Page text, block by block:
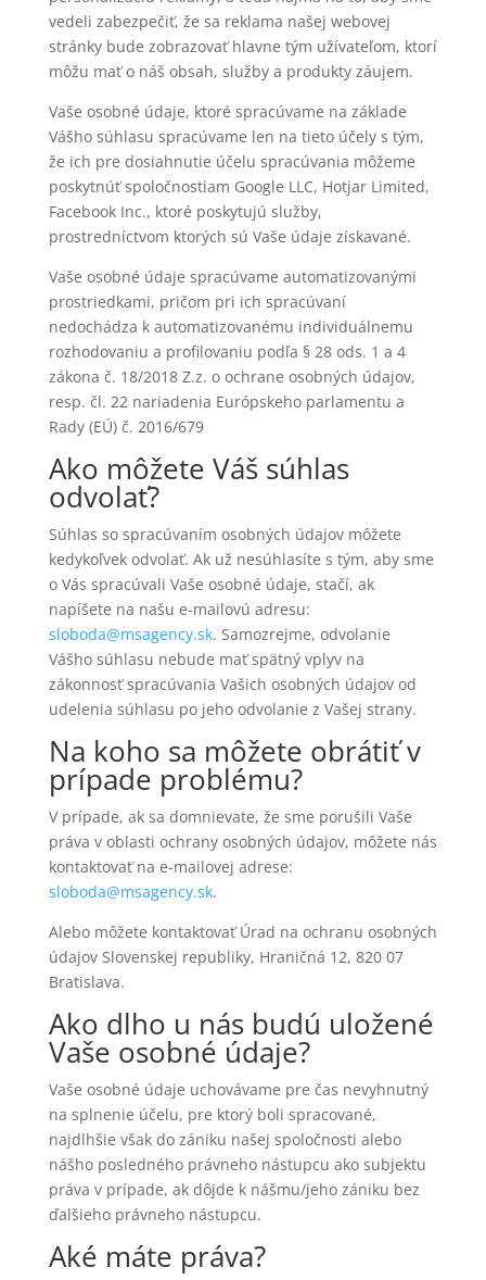
vedeli zabezpečiť, že sa reklama našej webovej
stránky bude zobrazovať hlavne tým užívateľom, ktorí
môžu mať o náš obsah, služby a produkty záujem.
Vaše osobné údaje, ktoré spracúvame na základe
Vášho súhlasu spracúvame len na tieto účely s tým,
že ich pre dosiahnutie účelu spracúvania môžeme
poskytnúť spoločnostiam Google LLC, Hotjar Limited,
Facebook Inc., ktoré poskytujú služby,
prostredníctvom ktorých sú Vaše údaje získavané.
Vaše osobné údaje spracúvame automatizovanými
prostriedkami, pričom pri ich spracúvaní
nedochádza k automatizovanému individuálnemu
rozhodovaniu a profilovaniu podľa § 28 ods. 1 a 4
zákona č. 18/2018 Z.z. o ochrane osobných údajov,
resp. čl. 22 nariadenia Európskeho parlamentu a
Rady (EÚ) č. 2016/679
Ako môžete Váš súhlas
odvolať?
Súhlas so spracúvaním osobných údajov môžete
kedykoľvek odvolať. Ak už nesúhlasíte s tým, aby sme
o Vás spracúvali Vaše osobné údaje, stačí, ak
napíšete na našu e-mailovú adresu:
sloboda@msagency.sk. Samozrejme, odvolanie
Vášho súhlasu nebude mať spätný vplyv na
zákonnosť spracúvania Vašich osobných údajov od
udelenia súhlasu po jeho odvolanie z Vašej strany.
Na koho sa môžete obrátiť v
prípade problému?
V prípade, ak sa domnievate, že sme porušili Vaše
práva v oblasti ochrany osobných údajov, môžete nás
kontaktovať na e-mailovej adrese:
sloboda@msagency.sk.
Alebo môžete kontaktovať Úrad na ochranu osobných
údajov Slovenskej republiky, Hraničná 12, 820 07
Bratislava.
Ako dlho u nás budú uložené
Vaše osobné údaje?
Vaše osobné údaje uchovávame pre čas nevyhnutný
na splnenie účelu, pre ktorý boli spracované,
najdlhšie však do zániku našej spoločnosti alebo
nášho posledného právneho nástupcu ako subjektu
práva v prípade, ak dôjde k nášmu/jeho zániku bez
ďalšieho právneho nástupcu.
Aké máte práva?